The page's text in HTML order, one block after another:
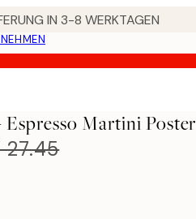
IN 3-8 WERKTAGEN
Martini Poster
27.45